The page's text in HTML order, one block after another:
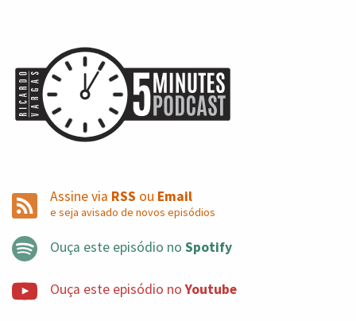
Assine via RSS ou Email
e seja avisado de novos episódios
Ouça este episódio no Spotify
Ouça este episódio noYoutube